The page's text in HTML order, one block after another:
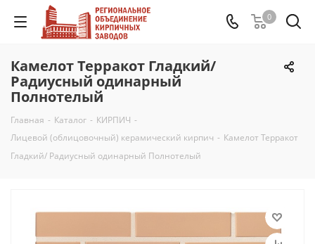
0
Камелот Терракот Гладкий/
Радиусный одинарный
Полнотелый
Главная - Каталог - КИРПИЧ -
Лицевой (облицовочный) керамический кирпич - Камелот Терракот
Гладкий/ Радиусный одинарный Полнотелый